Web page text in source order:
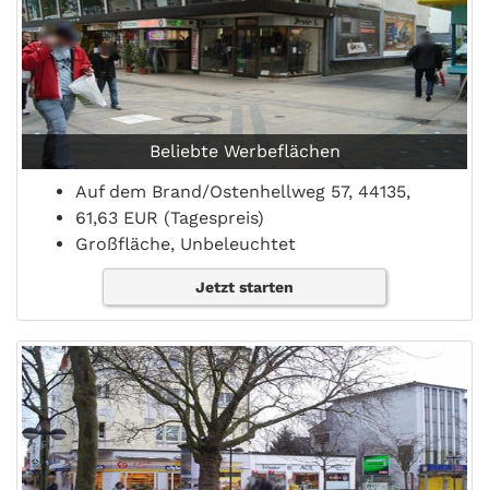
Beliebte Werbeflächen
Auf dem Brand/Ostenhellweg 57, 44135,
61,63 EUR (Tagespreis)
Großfläche, Unbeleuchtet
Jetzt starten